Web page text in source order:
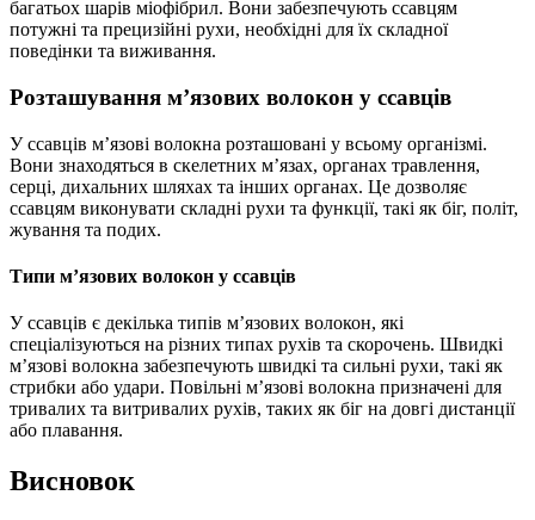
багатьох шарів міофібрил. Вони забезпечують ссавцям
потужні та прецизійні рухи, необхідні для їх складної
поведінки та виживання.
Розташування м’язових волокон у ссавців
У ссавців м’язові волокна розташовані у всьому організмі.
Вони знаходяться в скелетних м’язах, органах травлення,
серці, дихальних шляхах та інших органах. Це дозволяє
ссавцям виконувати складні рухи та функції, такі як біг, політ,
жування та подих.
Типи м’язових волокон у ссавців
У ссавців є декілька типів м’язових волокон, які
спеціалізуються на різних типах рухів та скорочень. Швидкі
м’язові волокна забезпечують швидкі та сильні рухи, такі як
стрибки або удари. Повільні м’язові волокна призначені для
тривалих та витривалих рухів, таких як біг на довгі дистанції
або плавання.
Висновок